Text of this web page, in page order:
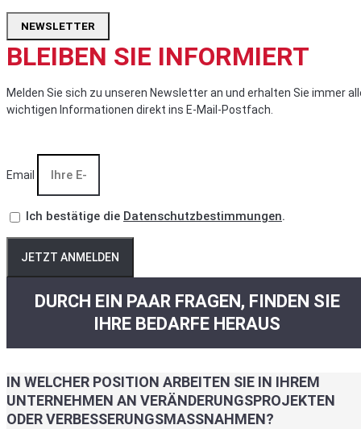
NEWSLETTER
BLEIBEN SIE INFORMIERT
Melden Sie sich zu unseren Newsletter an und erhalten Sie immer
wichtigen Informationen direkt ins E-Mail-Postfach.
Email
Ich bestätige die Datenschutzbestimmungen.
JETZT ANMELDEN
DURCH EIN PAAR FRAGEN, FINDEN SIE
IHRE BEDARFE HERAUS
IN WELCHER POSITION ARBEITEN SIE IN IHREM
UNTERNEHMEN AN VERÄNDERUNGSPROJEKTEN
ODER VERBESSERUNGSMASSNAHMEN?